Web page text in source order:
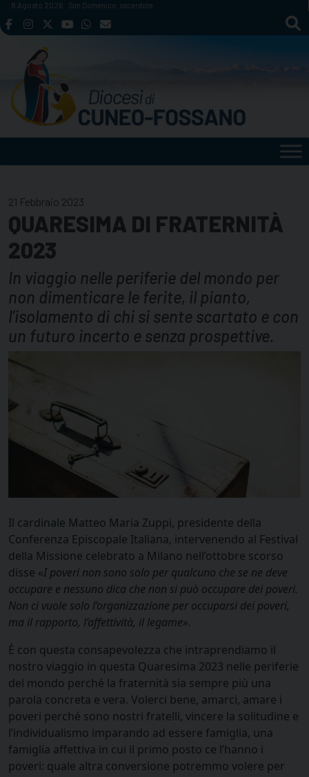
Skip
to
8 Agosto 2026 San Domenico, sacerdote
21 Febbraio 2023
QUARESIMA DI FRATERNITÀ
2023
In viaggio nelle periferie del mondo per
non dimenticare le ferite, il pianto,
l’isolamento di chi si sente scartato e con
un futuro incerto e senza prospettive.
Il cardinale Matteo Maria Zuppi, presidente della
Conferenza Episcopale Italiana, intervenendo al Festival
della Missione celebrato a Milano nell’ottobre scorso
disse «I poveri non sono solo per qualcuno che se ne deve
occupare e nessuno dica che non si può occupare dei poveri.
Non ci vuole solo l’organizzazione per occuparsi dei poveri,
ma il rapporto, l’affettività, il legame».
È con questa consapevolezza che intraprendiamo il
nostro viaggio in questa Quaresima 2023 nelle periferie
del mondo perché la fraternità sia sempre più una
parola concreta e vera. Volerci bene, amarci, amare i
poveri perché sono nostri fratelli, vincere la solitudine e
l’individualismo imparando ad essere famiglia, una
famiglia affettiva in cui il primo posto ce l’hanno i
poveri: quale altra conversione potremmo volere per